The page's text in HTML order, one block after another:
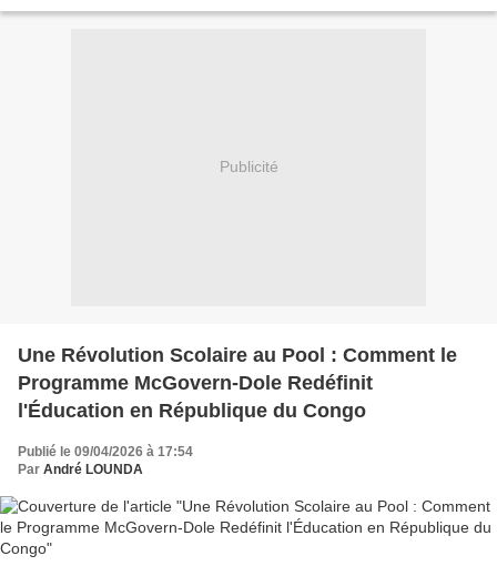
Publicité
Une Révolution Scolaire au Pool : Comment le
Programme McGovern-Dole Redéfinit
l'Éducation en République du Congo
Publié le 09/04/2026 à 17:54
Par André LOUNDA